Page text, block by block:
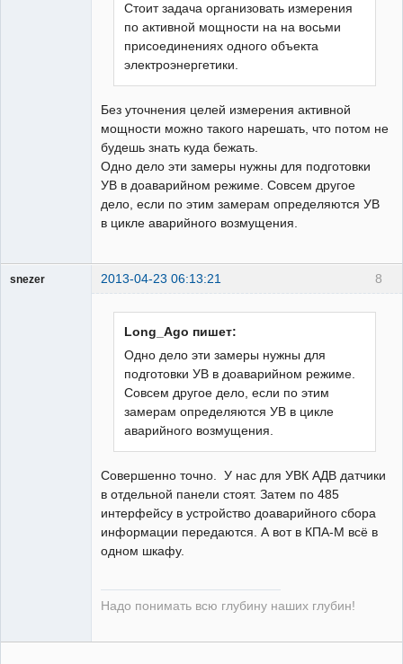
Стоит задача организовать измерения
по активной мощности на на восьми
присоединениях одного объекта
электроэнергетики.
Без уточнения целей измерения активной
мощности можно такого нарешать, что потом не
будешь знать куда бежать.
Одно дело эти замеры нужны для подготовки
УВ в доаварийном режиме. Совсем другое
дело, если по этим замерам определяются УВ
в цикле аварийного возмущения.
8
snezer 2013-04-23 06:13:21
Long_Ago пишет:
Одно дело эти замеры нужны для
подготовки УВ в доаварийном режиме.
Совсем другое дело, если по этим
замерам определяются УВ в цикле
аварийного возмущения.
Совершенно точно. У нас для УВК АДВ датчики
в отдельной панели стоят. Затем по 485
интерфейсу в устройство доаварийного сбора
информации передаются. А вот в КПА-М всё в
одном шкафу.
Надо понимать всю глубину наших глубин!